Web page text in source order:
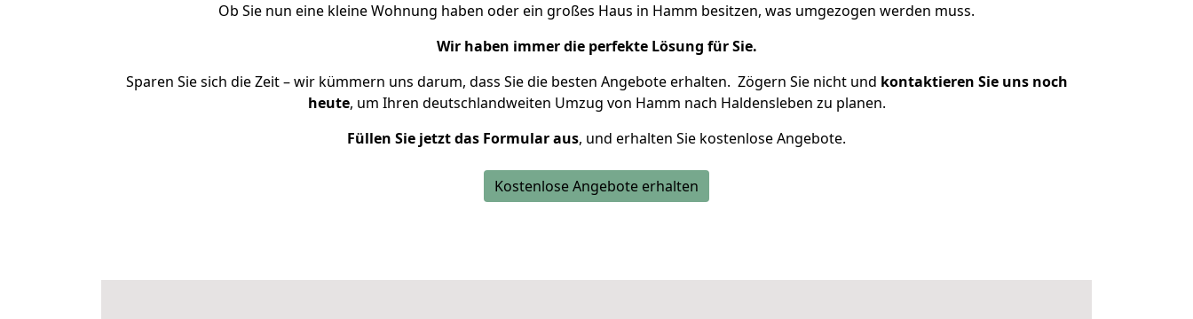
Ob Sie nun eine kleine Wohnung haben oder ein großes Haus in Hamm besitzen, was umgezogen werden muss.
Wir haben immer die perfekte Lösung für Sie.
Sparen Sie sich die Zeit – wir kümmern uns darum, dass Sie die besten Angebote erhalten. Zögern Sie nicht und kontaktieren Sie uns noch
heute, um Ihren deutschlandweiten Umzug von Hamm nach Haldensleben zu planen.
Füllen Sie jetzt das Formular aus, und erhalten Sie kostenlose Angebote.
Kostenlose Angebote erhalten